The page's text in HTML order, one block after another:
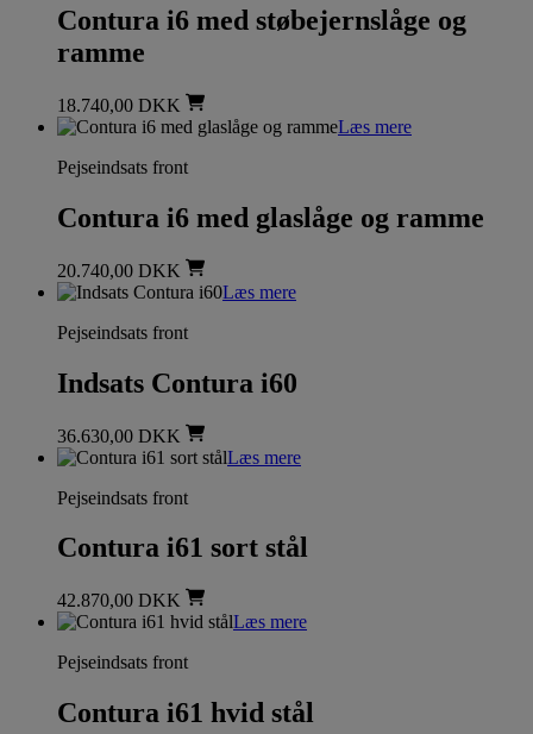
Contura i6 med støbejernslåge og
ramme
18.740,00 DKK
Læs mere
Pejseindsats front
Contura i6 med glaslåge og ramme
20.740,00 DKK
Læs mere
Pejseindsats front
Indsats Contura i60
36.630,00 DKK
Læs mere
Pejseindsats front
Contura i61 sort stål
42.870,00 DKK
Læs mere
Pejseindsats front
Contura i61 hvid stål